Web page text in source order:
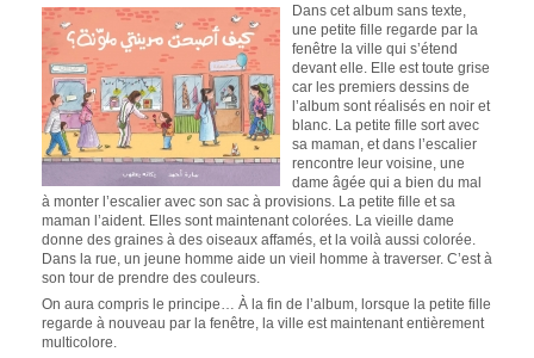
Dans cet album sans texte,
une petite fille regarde par la
fenêtre la ville qui s’étend
devant elle. Elle est toute grise
car les premiers dessins de
l’album sont réalisés en noir et
blanc. La petite fille sort avec
sa maman, et dans l’escalier
rencontre leur voisine, une
dame âgée qui a bien du mal
à monter l’escalier avec son sac à provisions. La petite fille et sa
maman l’aident. Elles sont maintenant colorées. La vieille dame
donne des graines à des oiseaux affamés, et la voilà aussi colorée.
Dans la rue, un jeune homme aide un vieil homme à traverser. C’est à
son tour de prendre des couleurs.
On aura compris le principe… À la fin de l’album, lorsque la petite fille
regarde à nouveau par la fenêtre, la ville est maintenant entièrement
multicolore.